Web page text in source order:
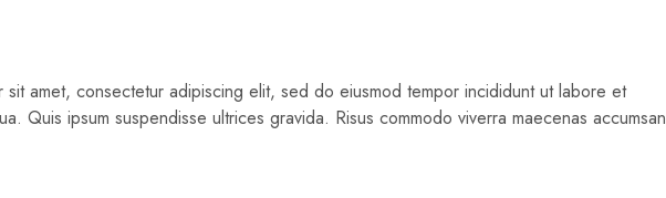
sit amet, consectetur adipiscing elit, sed do eiusmod tempor incididunt ut labore et
Quis ipsum suspendisse ultrices gravida. Risus commodo viverra maecenas accumsan